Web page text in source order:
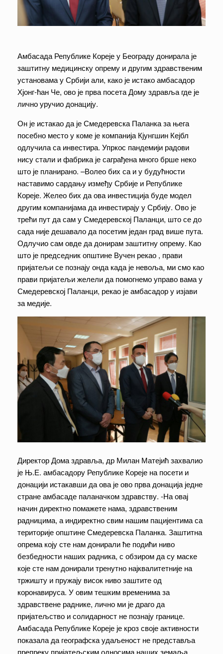
Амбасада Републике Кореје у Београду донирала је
заштитну медицинску опрему и другим здравственим
установама у Србији али, како је истако амбасадор
Хјонг-ћан Че, ово је прва посета Дому здравља где је
лично уручио донацију.
Он је истакао да је Смедеревска Паланка за њега
посебно место у коме је компанија Кјунгшин Кејбл
одлучила са инвестира. Упркос пандемији радови
нису стали и фабрика је саграђена много брше неко
што је планирано. –Волео бих са и у будућности
наставимо сардању између Србије и Републике
Кореје. Желео бих да ова инвестиција буде модел
другим компанијама да инвестирају у Србију. Ово је
трећи пут да сам у Смедеревској Паланци, што се до
сада није дешавало да посетим један град више пута.
Одлучио сам овде да донирам заштитну опрему. Као
што је председник општине Вучен рекао , прави
пријатељи се познају онда када је невоља, ми смо као
прави пријатељи желели да помогнемо управо вама у
Смедеревској Паланци, рекао је амбасадор у изјави
за медије.
Директор Дома здравља, др Милан Матејић захвалио
је Њ.Е. амбасадору Републике Кореје на посети и
донацији истакавши да ова је ово прва донација једне
стране амбасаде паланачком здравству. -На овај
начин директно помажете нама, здравственим
радницима, а индиректно свим нашим пацијентима са
територије општине Смедеревска Паланка. Заштитна
опрема коју сте нам донирали ће подићи ниво
безбедности наших радника, с обзиром да су маске
које сте нам донирали тренутно најквалитетније на
тржишту и пружају висок ниво заштите од
коронавируса. У овим тешким временима за
здравствене раднике, лично ми је драго да
пријатељство и солидарност не познају границе.
Амбасада Републике Кореје је кроз своје активности
показала да географска удаљеност не представља